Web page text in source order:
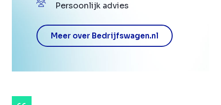
Persoonlijk advies
Meer over Bedrijfswagen.nl